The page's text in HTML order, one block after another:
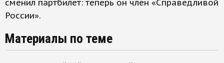
сменил партбилет: теперь он член «Справедливой
России».
Материалы по теме